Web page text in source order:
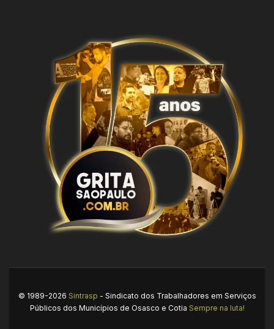
© 1989-2026 Sintrasp - Sindicato dos Trabalhadores em Serviços
Públicos dos Municípios de Osasco e Cotia Sempre na luta!